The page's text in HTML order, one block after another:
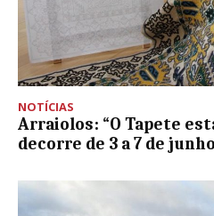
NOTÍCIAS
Arraiolos: “O Tapete
decorre de 3 a 7 de junho